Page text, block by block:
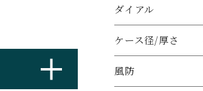
ダイアル
ケース径/厚さ
風防